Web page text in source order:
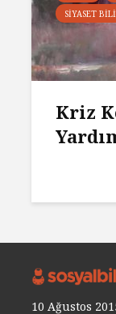
SIYASET
Kriz
10 Ağustos